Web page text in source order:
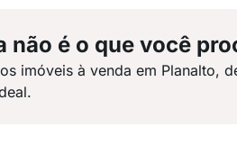
não é o que você
imóveis à venda em Planalto,